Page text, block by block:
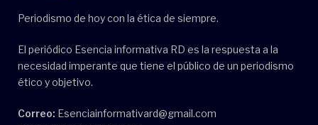
Periodismo de hoy con la ética de siempre.
El periódico Esencia informativa RD es la respuesta a la
necesidad imperante que tiene el público de un periodismo
ético y objetivo.
Correo: Esenciainformativard@gmail.com